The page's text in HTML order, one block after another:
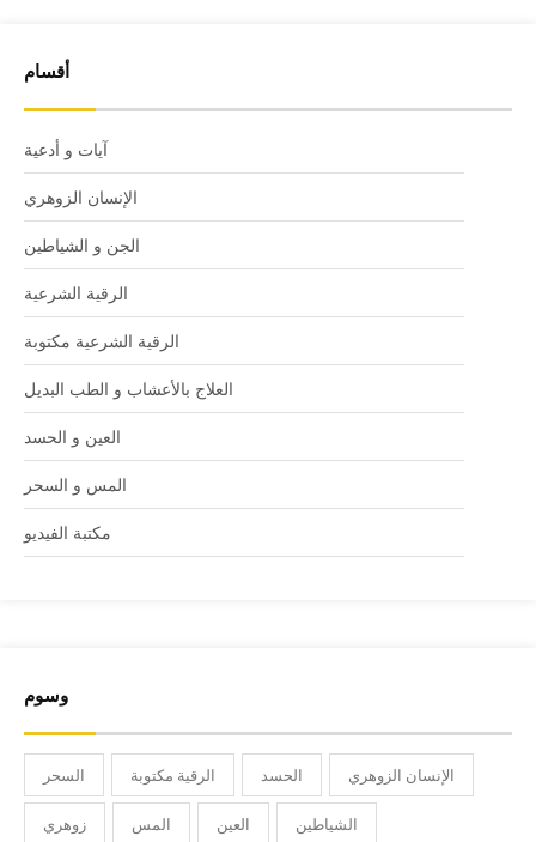
أقسام
آيات و أدعية
الإنسان الزوهري
الجن و الشياطين
الرقية الشرعية
الرقية الشرعية مكتوبة
العلاج بالأعشاب و الطب البديل
العين و الحسد
المس و السحر
مكتبة الفيديو
وسوم
الإنسان الزوهري الحسد الرقية مكتوبة السحر
الشياطين العين المس زوهري